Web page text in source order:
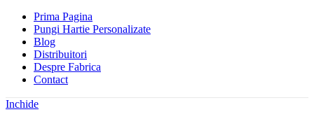
Prima Pagina
Pungi Hartie Personalizate
Blog
Distribuitori
Despre Fabrica
Contact
Inchide